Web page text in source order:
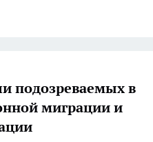
подозреваемых в
миграции и